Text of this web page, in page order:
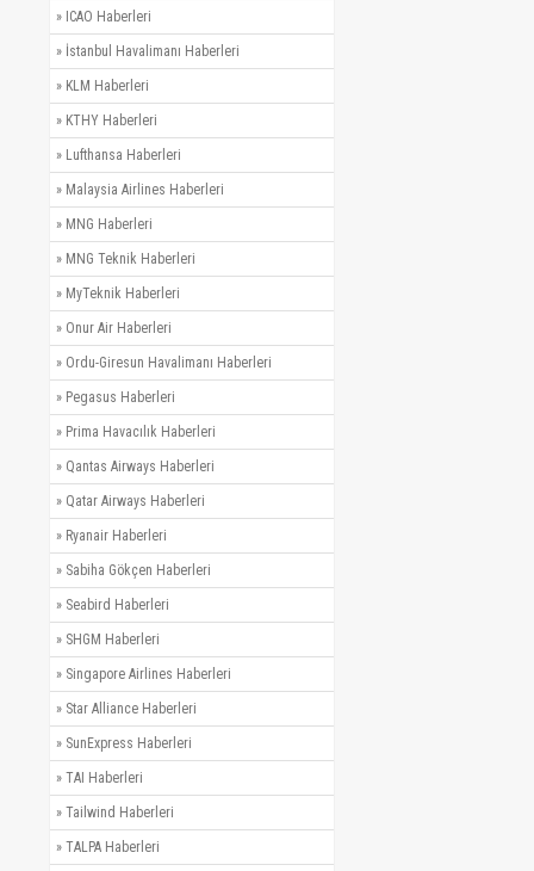
» ICAO Haberleri
» İstanbul Havalimanı Haberleri
» KLM Haberleri
» KTHY Haberleri
» Lufthansa Haberleri
» Malaysia Airlines Haberleri
» MNG Haberleri
» MNG Teknik Haberleri
» MyTeknik Haberleri
» Onur Air Haberleri
» Ordu-Giresun Havalimanı Haberleri
» Pegasus Haberleri
» Prima Havacılık Haberleri
» Qantas Airways Haberleri
» Qatar Airways Haberleri
» Ryanair Haberleri
» Sabiha Gökçen Haberleri
» Seabird Haberleri
» SHGM Haberleri
» Singapore Airlines Haberleri
» Star Alliance Haberleri
» SunExpress Haberleri
» TAI Haberleri
» Tailwind Haberleri
» TALPA Haberleri